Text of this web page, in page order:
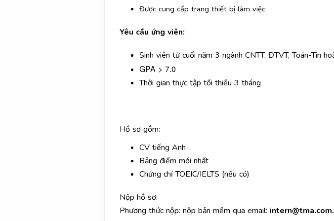
Được cung cấp trang thiết bị làm việc
Yêu cầu ứng viên:
Sinh viên từ cuối năm 3 ngành CNTT, ĐTVT, Toán-Tin
GPA > 7.0
Thời gian thực tập tối thiểu 3 tháng
Hồ sơ gồm:
CV tiếng Anh
Bảng điểm mới nhất
Chứng chỉ TOEIC/IELTS (nếu có)
Nộp hồ sơ:
Phương thức nộp: nộp bản mềm qua email: